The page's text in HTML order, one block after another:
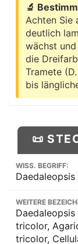
🔬
Achten Sie
deutlich
wächst
die
Tramete
bis
📜
WISS. BEGRIFF:
WEITERE
tricolor,
tricolor,